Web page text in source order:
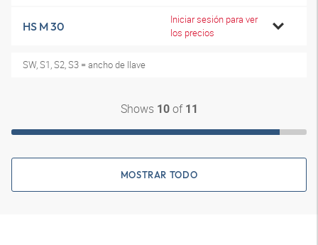
HS M 30
Iniciar sesión para ver
los precios
SW, S1, S2, S3 = ancho de llave
Shows 10of 11
MOSTRAR TODO